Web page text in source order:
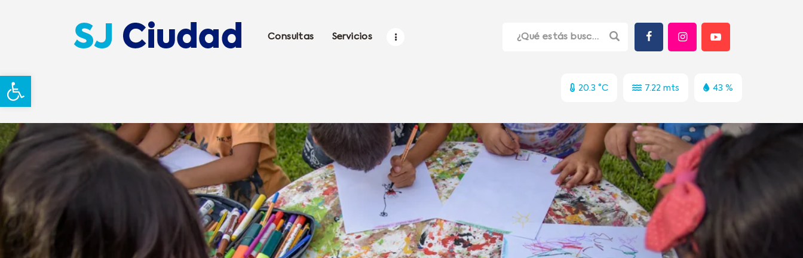
Abrir barra de herramientas
Consultas Servicios
20.3 °C 7.22 mts 43 %